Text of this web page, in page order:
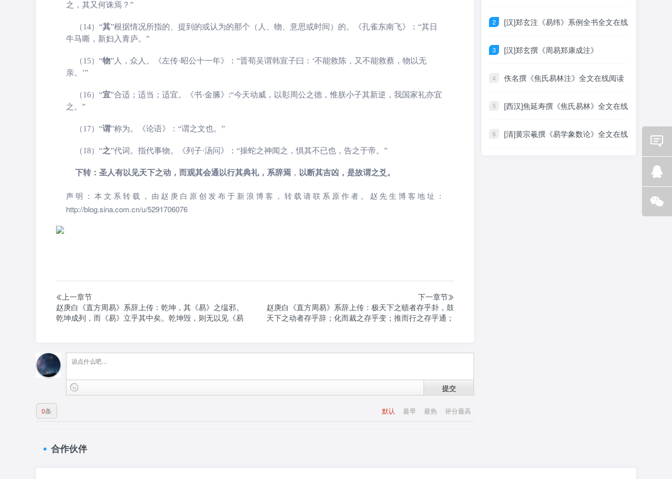
之，其又何诛焉？”
（14）“其”根据情况所指的、提到的或认为的那个（人、物、意思或时间）的。《孔雀东南飞》：“其日
牛马嘶，新妇入青庐。”
（15）“物”人，众人。《左传·昭公十一年》：“晋荀吴谓韩宣子曰：‘不能救陈，又不能救蔡，物以无
亲。’”
（16）“宜”合适；适当；适宜。《书·金縢》:“今天动威，以彰周公之德，惟朕小子其新逆，我国家礼亦宜
之。”
（17）“谓”称为。《论语》：“谓之文也。”
（18）“之”代词。指代事物。《列子·汤问》：“操蛇之神闻之，惧其不已也，告之于帝。”
下转：圣人有以见天下之动 ，而观其会通 以行其典礼，系辞焉 ， 以断其吉凶，是故谓之爻。
声明：本文系转载，由赵庚白原创发布于新浪博客，转载请联系原作者。赵先生博客地址：
http://blog.sina.com.cn/u/5291706076
上一章节
赵庚白《直方周易》系辞上传：乾坤，其《易》之缊邪。
乾坤成列，而《易》立乎其中矣。乾坤毁，则无以见《易
下一章节
赵庚白《直方周易》系辞上传：极天下之赜者存乎卦，鼓
天下之动者存乎辞；化而裁之存乎变；推而行之存乎通；
提交
默认 最早 最热 评分最高
0条
读
[汉]郑玄注《易纬》系例全书全文在线
阅读
[汉]郑玄撰《周易郑康成注》
佚名撰《焦氏易林注》全文在线阅读
[西汉]焦延寿撰《焦氏易林》全文在线
阅读
[清]黄宗羲撰《易学象数论》全文在线
合作伙伴
Email
咨询
Q Q
咨询